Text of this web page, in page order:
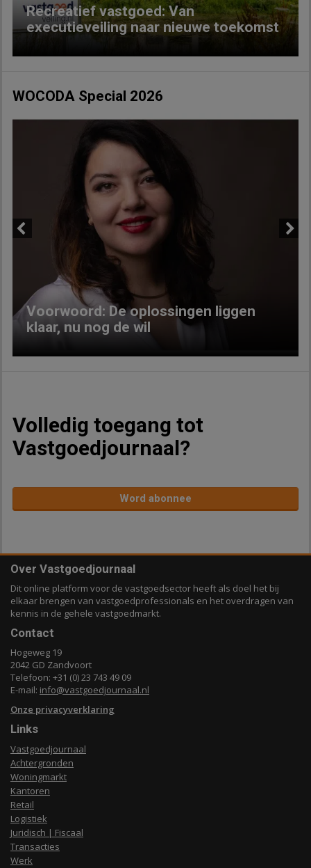
Recreatief vastgoed: Van
executieveiling naar nieuwe toekomst
WOCODA Special 2026
Voorwoord: De oplossingen liggen
klaar, nu nog de wil
Volledig toegang tot
Vastgoedjournaal?
Word abonnee
Over Vastgoedjournaal
Dit online platform voor de vastgoedsector heeft als doel het bij
elkaar brengen van vastgoedprofessionals en het overdragen van
kennis in de gehele vastgoedmarkt.
Contact
Hogeweg 19
2042 GD Zandvoort
Telefoon: +31 (0) 23 743 49 09
E-mail: info@vastgoedjournaal.nl
Onze privacyverklaring
Links
Vastgoedjournaal
Achtergronden
Woningmarkt
Kantoren
Retail
Logistiek
Juridisch | Fiscaal
Transacties
Werk